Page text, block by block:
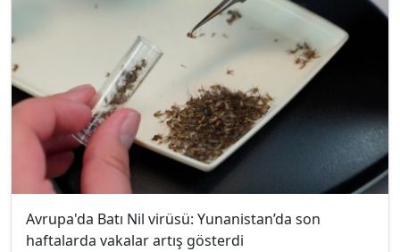
Avrupa'da Batı Nil virüsü: Yunanistan’da son
haftalarda vakalar artış gösterdi